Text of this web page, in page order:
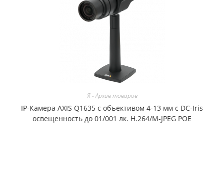
Я - Архив товаров
IP-Камера AXIS Q1635 c объективом 4-13 мм с DC-Iris
освещенность до 01/001 лк. H.264/M-JPEG POE